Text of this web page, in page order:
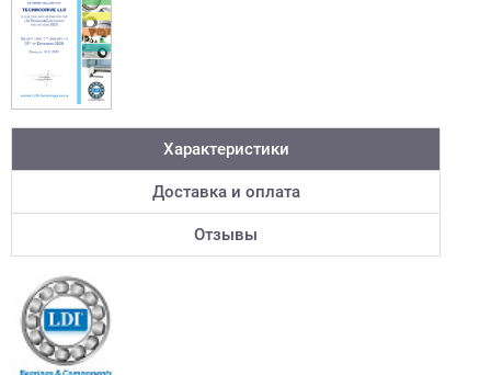
Характеристики
Доставка и оплата
Отзывы